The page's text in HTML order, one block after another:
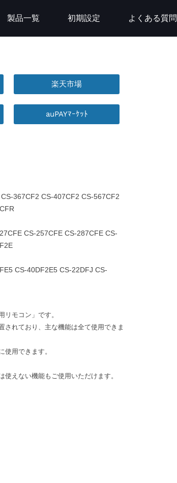
製品一覧 初期設定 よくある質問
楽天市場
auPAYﾏｰｹｯﾄ
367CF2 CS-407CF2 CS-567CF2
CS-257CFE CS-287CFE CS-
CS-40DF2E5 CS-22DFJ CS-
リモコン」です。
されており、主な機能は全て使用できま
使用できます。
使えない機能もご使用いただけます。